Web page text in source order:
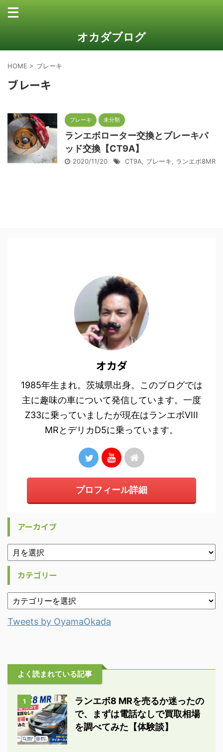
オカダブログ
HOME > ブレーキ
ブレーキ
ブレーキ 未分類
ランエボローター交換とブレーキパ
ッド交換【CT9A】
2020/11/20 CT9A, ブレーキ, ランエボ8MR
オカダ
1985年生まれ。茨城県出身。このブログでは
主に趣味の車について発信しています。一度
Z33に乗っていましたが現在はランエボVIII
MRとデリカD5に乗っています。
プロフィール詳細
アーカイブ
カテゴリー
Tweets by OyamaOkada
よく読まれている記事
1
ランエボ8 MRを売るか迷ったの
で、まずは電話なしで買取相場
を調べてみた【体験談】